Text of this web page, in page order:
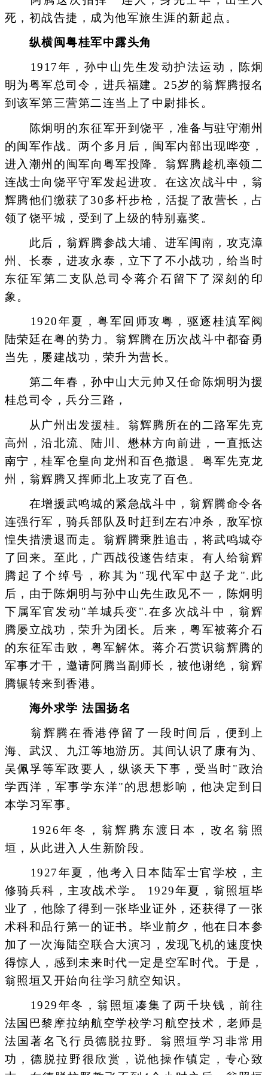
死，初战告捷，成为他军旅生涯的新起点。
纵横闽粤桂军中露头角
1917年，孙中山先生发动护法运动，陈炯
明为粤军总司令，进兵福建。25岁的翁辉腾报名
到该军第三营第二连当上了中尉排长。
陈炯明的东征军开到饶平，准备与驻守潮州
的闽军作战。两个多月后，闽军内部出现哗变，
进入潮州的闽军向粤军投降。翁辉腾趁机率领二
连战士向饶平守军发起进攻。在这次战斗中，翁
辉腾他们缴获了30多杆步枪，活捉了敌营长，占
领了饶平城，受到了上级的特别嘉奖。
此后，翁辉腾参战大埔、进军闽南，攻克漳
州、长泰，进攻永泰，立下了不小战功，给当时
东征军第二支队总司令蒋介石留下了深刻的印
象。
1920年夏，粤军回师攻粤，驱逐桂滇军阀
陆荣廷在粤的势力。翁辉腾在历次战斗中都奋勇
当先，屡建战功，荣升为营长。
第二年春，孙中山大元帅又任命陈炯明为援
桂总司令，兵分三路，
从广州出发援桂。翁辉腾所在的二路军先克
高州，沿北流、陆川、懋林方向前进，一直抵达
南宁，桂军仓皇向龙州和百色撤退。粤军先克龙
州，翁辉腾又挥师北上攻克了百色。
在增援武鸣城的紧急战斗中，翁辉腾命令各
连强行军，骑兵部队及时赶到左右冲杀，敌军惊
惶失措溃退而走。翁辉腾乘胜追击，将武鸣城夺
了回来。至此，广西战役遂告结束。有人给翁辉
腾起了个绰号，称其为"现代军中赵子龙".此
后，由于陈炯明与孙中山先生政见不一，陈炯明
下属军官发动"羊城兵变".在多次战斗中，翁辉
腾屡立战功，荣升为团长。后来，粤军被蒋介石
的东征军击败，粤军解体。蒋介石赏识翁辉腾的
军事才干，邀请阿腾当副师长，被他谢绝，翁辉
腾辗转来到香港。
海外求学 法国扬名
翁辉腾在香港停留了一段时间后，便到上
海、武汉、九江等地游历。其间认识了康有为、
吴佩孚等军政要人，纵谈天下事，受当时"政治
学西洋，军事学东洋"的思想影响，他决定到日
本学习军事。
1926年冬，翁辉腾东渡日本，改名翁照
垣，从此进入人生新阶段。
1927年夏，他考入日本陆军士官学校，主
修骑兵科，主攻战术学。 1929年夏，翁照垣毕
业了，他除了得到一张毕业证外，还获得了一张
术科和品行第一的证书。毕业前夕，他在日本参
加了一次海陆空联合大演习，发现飞机的速度快
得惊人，感到未来时代一定是空军时代。于是，
翁照垣又开始向往学习航空知识。
1929年冬，翁照垣凑集了两千块钱，前往
法国巴黎摩拉纳航空学校学习航空技术，老师是
法国著名飞行员德脱拉野。翁照垣学习非常用
功，德脱拉野很欣赏，说他操作镇定，专心致